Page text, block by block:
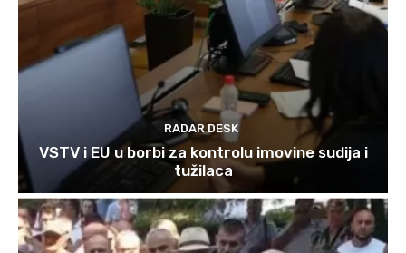
RADAR DESK
VSTV i EU u borbi za kontrolu imovine sudija i
tužilaca